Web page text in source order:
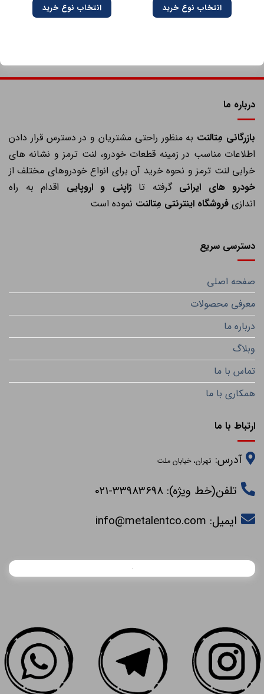
انتخاب نوع خرید
انتخاب نوع خرید
درباره ما
بازرگانی مِتالنتبه منظور راحتی مشتریان و در دسترس قرار دادن
اطلاعات مناسب در زمینه قطعات خودرو، لنت ترمز و نشانه های
خرابی لنت ترمز و نحوه خرید آن برای انواع خودروهای مختلف از
خودرو های ایرانیگرفته تاژاپنی و اروپاییاقدام به راه
اندازیفروشگاه اینترنتی مِتالنتنموده است
دسترسی سریع
صفحه اصلی
معرفی محصولات
درباره ما
وبلاگ
تماس با ما
همکاری با ما
ارتباط با ما
آدرس:تهران، خیابان ملت
تلفن(خط ویژه): 33983698-021
ایمیل:info@metalentco.com